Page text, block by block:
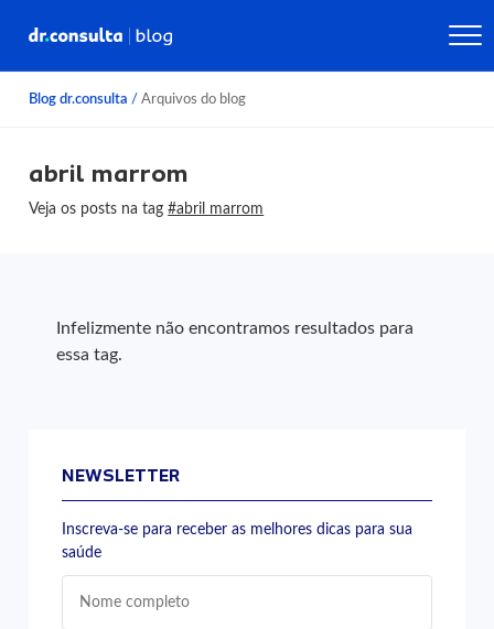
Blog dr.consulta / Arquivos do blog
abril marrom
Veja os posts na tag#abril marrom
Infelizmente não encontramos resultados para
essa tag.
NEWSLETTER
Inscreva-se para receber as melhores dicas para sua
saúde